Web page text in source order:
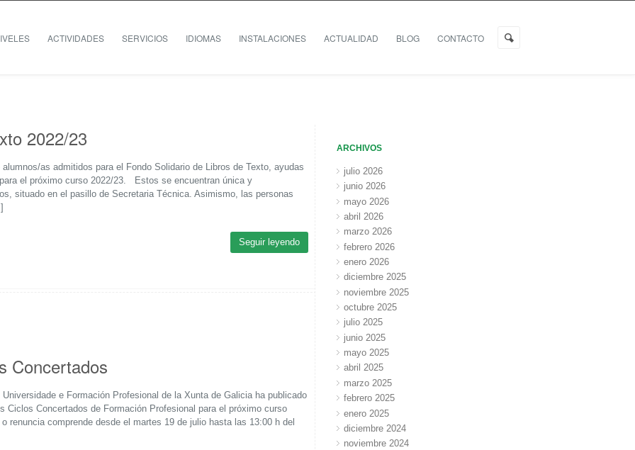
ACTIVIDADES SERVICIOS IDIOMAS INSTALACIONES ACTUALIDAD BLOG CONTACTO
2022/23
as admitidos para el Fondo Solidario de Libros de Texto, ayudas
el próximo curso 2022/23. Estos se encuentran única y
situado en el pasillo de Secretaria Técnica. Asimismo, las personas
Seguir leyendo
Concertados
e Formación Profesional de la Xunta de Galicia ha publicado
Ciclos Concertados de Formación Profesional para el próximo curso
renuncia comprende desde el martes 19 de julio hasta las 13:00 h del
ARCHIVOS
julio 2026
junio 2026
mayo 2026
abril 2026
marzo 2026
febrero 2026
enero 2026
diciembre 2025
noviembre 2025
octubre 2025
julio 2025
junio 2025
mayo 2025
abril 2025
marzo 2025
febrero 2025
enero 2025
diciembre 2024
noviembre 2024